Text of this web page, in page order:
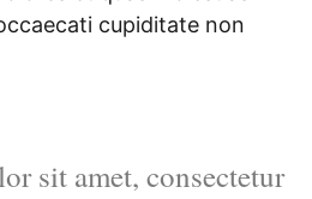
cupiditate non
sit amet, consectetur